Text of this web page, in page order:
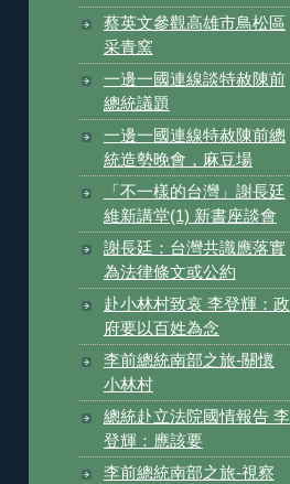
蔡英文參觀高雄市鳥松區
采青窯
一邊一國連線談特赦陳前
總統議題
一邊一國連線特赦陳前總
統造勢晚會，麻豆場
「不一樣的台灣」謝長廷
維新講堂(1) 新書座談會
謝長廷：台灣共識應落實
為法律條文或公約
赴小林村致哀 李登輝：政
府要以百姓為念
李前總統南部之旅-關懷
小林村
總統赴立法院國情報告 李
登輝：應該要
李前總統南部之旅-視察